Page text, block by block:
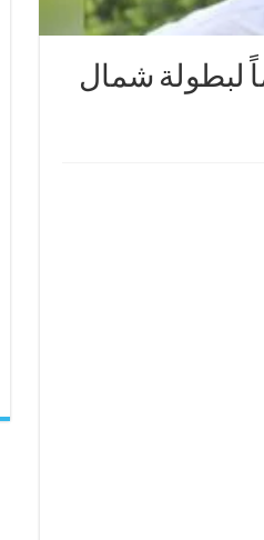
لبطولة شمال